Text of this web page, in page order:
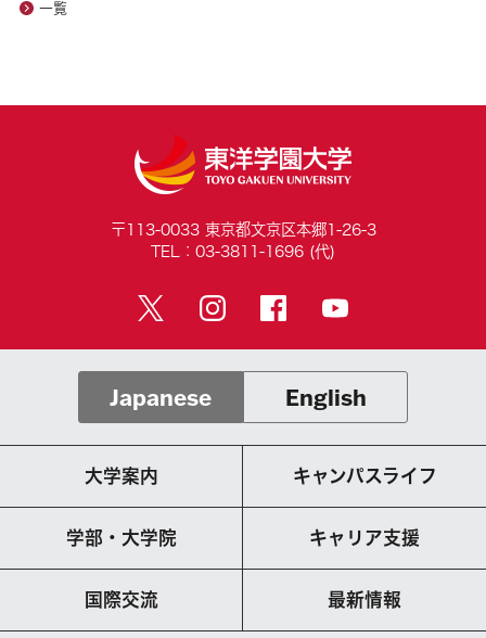
一覧
〒113-0033 東京都文京区本郷1-26-3
TEL：03-3811-1696 (代)
Japanese English
大学案内 キャンパスライフ
学部・大学院 キャリア支援
国際交流 最新情報